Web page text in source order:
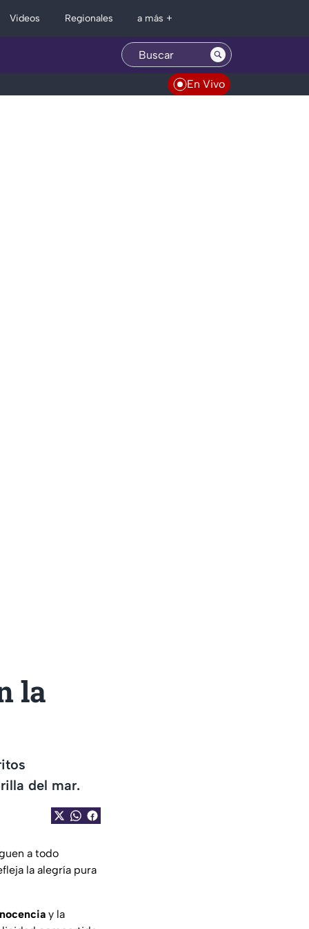
Videos Regionales a más +
En Vivo
la
del mar.
a todo
la alegría pura
y la